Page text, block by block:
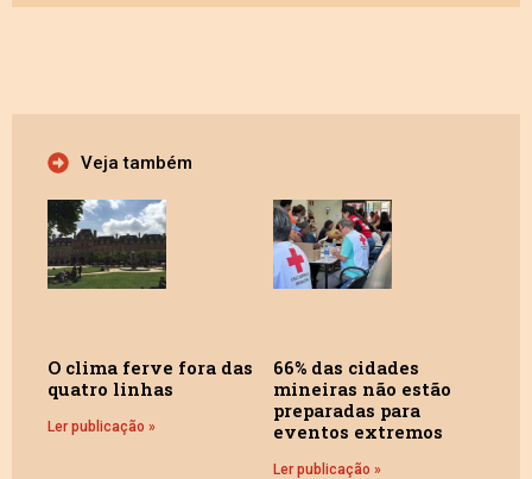
Veja também
O clima ferve fora das
quatro linhas
Ler publicação »
66% das cidades
mineiras não estão
preparadas para
eventos extremos
Ler publicação »